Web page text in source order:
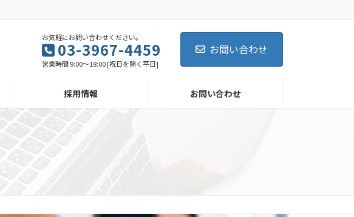
お気軽にお問い合わせください。
03-3967-4459
営業時間 9:00～18:00 [祝日を除く平日]
お問い合わせ
採用情報 お問い合わせ